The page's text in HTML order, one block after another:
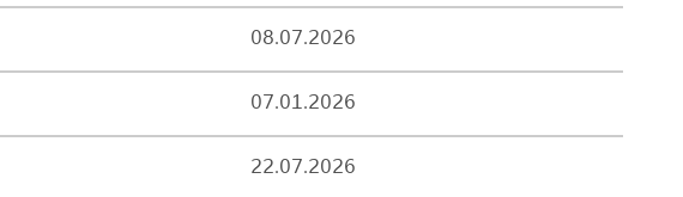
08.07.2026
07.01.2026
22.07.2026